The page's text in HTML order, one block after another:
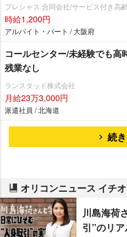
プレシャス 合同会社/サービス付き高
時給1,200円
アルバイト・パート / 大阪府
コールセンター/未経験でも高
残業なし
ランスタッド株式会社
月給23万3,000円
派遣社員 / 北海道
続
オリコンニュース イチ
川島海荷
引”のリ